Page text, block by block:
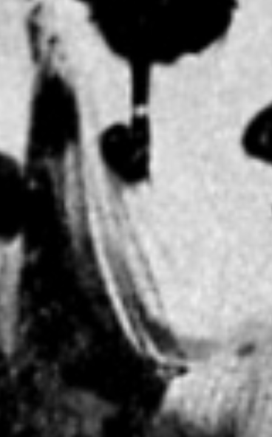
Die Erbauer des ersten
Copyright: